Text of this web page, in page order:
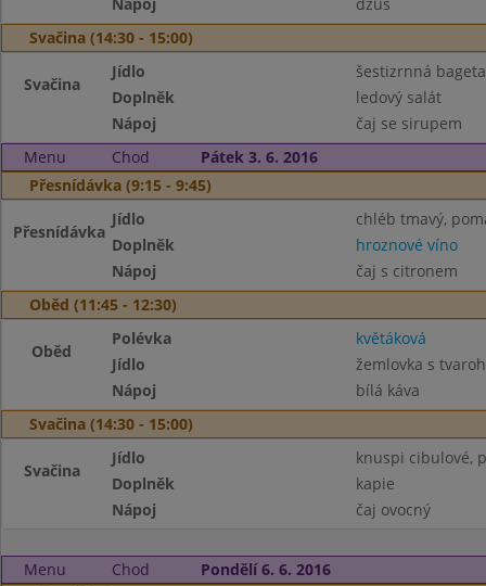
Svačina (14:30 - 15:00)
Svačina
Jídlo
šestizrnná
Doplněk
ledový salát
Nápoj
čaj se sirupem
Menu
Chod
Pátek 3. 6. 2016
Přesnídávka (9:15 - 9:45)
Přesnídávka
Jídlo
chléb tmavý,
Doplněk
hroznové víno
Nápoj
čaj s citronem
Oběd (11:45 - 12:30)
Oběd
Polévka
květáková
Jídlo
žemlovka s
Nápoj
bílá káva
Svačina (14:30 - 15:00)
Svačina
Jídlo
knuspi cibulové,
Doplněk
kapie
Nápoj
čaj ovocný
Menu Chod
Pondělí 6. 6. 2016